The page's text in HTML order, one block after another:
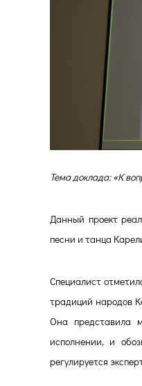
Тема доклада: «К
Данный проект
песни и танца
Специалист
традиций народов
Она представила
исполнении, и
регулируется